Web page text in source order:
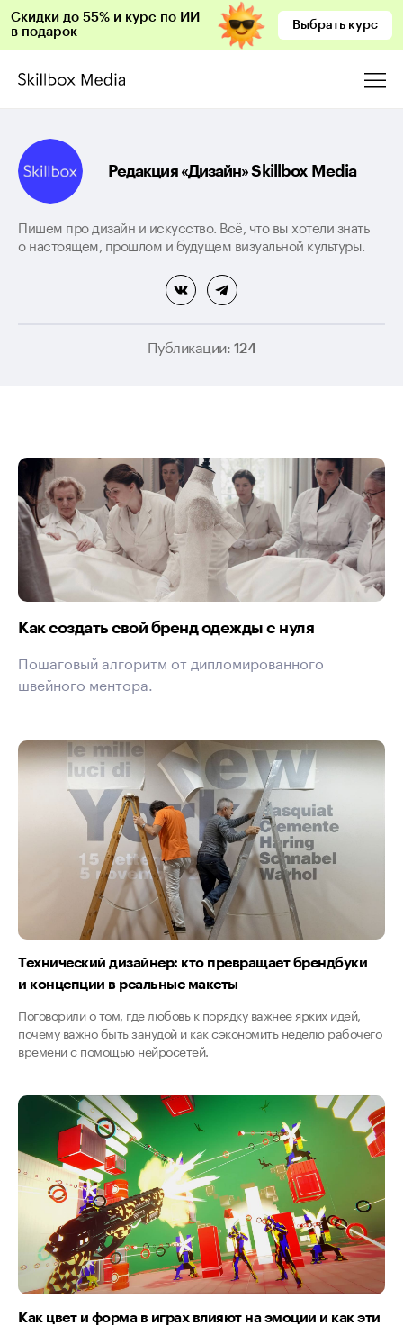
Скидки до 55% и курс по ИИ
в подарок
Выбрать курс
Редакция «Дизайн» Skillbox Media
Пишем про дизайн и искусство. Всё, что вы хотели знать
о настоящем, прошлом и будущем визуальной культуры.
Публикации: 124
Как создать свой бренд одежды с нуля
Пошаговый алгоритм от дипломированного
швейного ментора.
Технический дизайнер: кто превращает брендбуки
и концепции в реальные макеты
Поговорили о том, где любовь к порядку важнее ярких идей,
почему важно быть занудой и как сэкономить неделю рабочего
времени с помощью нейросетей.
Как цвет и форма в играх влияют на эмоции и как эти